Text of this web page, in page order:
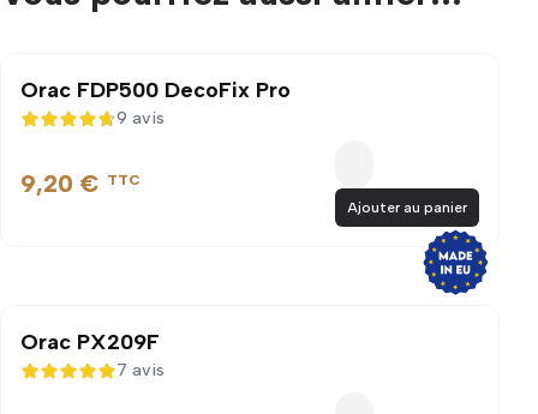
Orac FDP500 DecoFix Pro
4,7 sur 5
9 avis
9,20 € TTC
Ajouter au panier
Orac PX209F
5 sur 5
7 avis